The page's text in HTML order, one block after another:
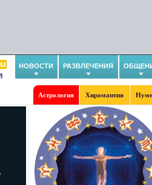
НОВОСТИ РАЗВЛЕЧЕНИЯ
Астрология Хиромантия